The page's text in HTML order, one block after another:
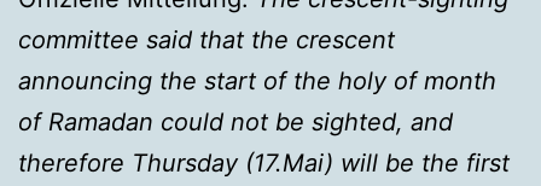
committee said that the crescent
announcing the start of the holy of month
of Ramadan could not be sighted, and
therefore Thursday (17.Mai) will be the first